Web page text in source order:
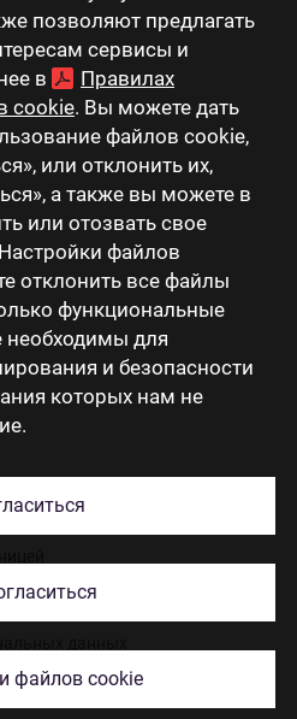
позволяют предлагать
сервисы и
в
Правилах
cookie. Вы можете дать
файлов cookie,
или отклонить их,
а также вы можете в
или отозвать свое
файлов
отклонить все файлы
функциональные
для
и безопасности
которых нам не
файлов cookie